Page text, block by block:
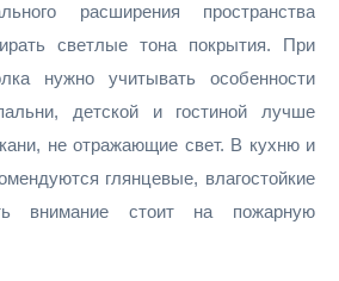
расширения пространства
светлые тона покрытия. При
нужно учитывать особенности
детской и гостиной лучше
не отражающие свет. В кухню и
глянцевые, влагостойкие
внимание стоит на пожарную